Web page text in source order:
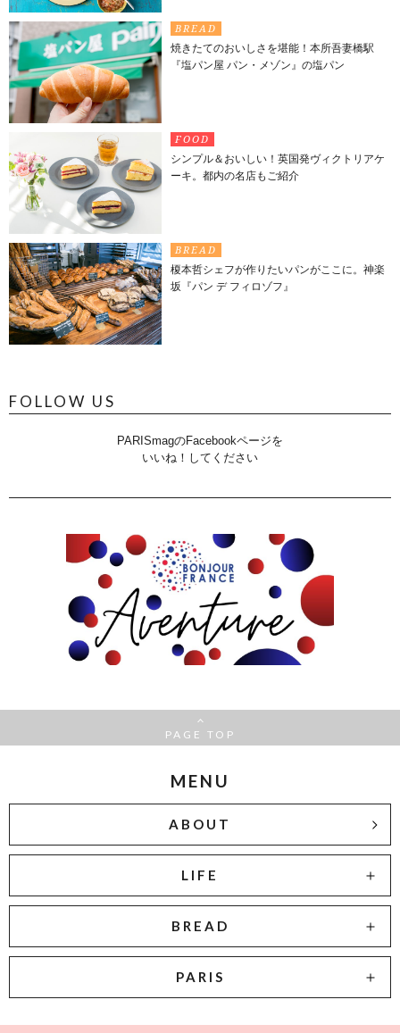
BREAD
焼きたてのおいしさを堪能！本所吾妻橋駅
『塩パン屋 パン・メゾン』の塩パン
FOOD
シンプル＆おいしい！英国発ヴィクトリアケ
ーキ。都内の名店もご紹介
BREAD
榎本哲シェフが作りたいパンがここに。神楽
坂『パン デ フィロゾフ』
FOLLOW US
PARISmagのFacebookページを
いいね！してください
PAGE TOP
MENU
ABOUT
LIFE
BREAD
PARIS